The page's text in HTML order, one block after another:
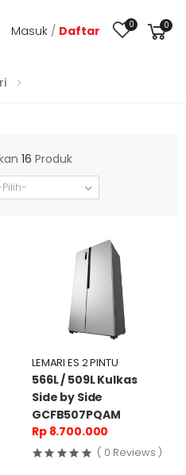
menu
Masuk / Daftar 0 0
16 Produk
LEMARI ES 2 PINTU
566L / 509L Kulkas
Side by Side
GCFB507PQAM
Rp 8.700.000
( 0 Reviews )